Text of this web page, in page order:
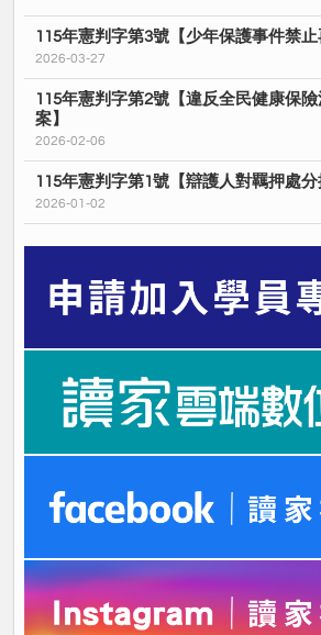
115年憲判字第3號【少年保護事件禁止
2026-03-27
115年憲判字第2號【違反全民健康保
案】
2026-02-06
115年憲判字第1號【辯護人對羈押處分
2026-01-02